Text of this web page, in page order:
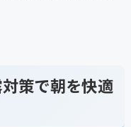
策で朝を快適